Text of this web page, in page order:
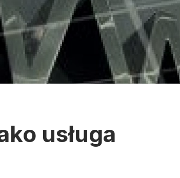
usługa